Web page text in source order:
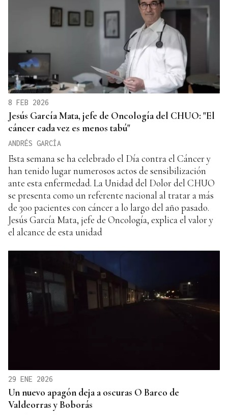
8 FEB 2026
Jesús García Mata, jefe de Oncología del CHUO: "El
cáncer cada vez es menos tabú"
ANDRÉS GARCÍA
Esta semana se ha celebrado el Día contra el Cáncer y
han tenido lugar numerosos actos de sensibilización
ante esta enfermedad. La Unidad del Dolor del CHUO
se presenta como un referente nacional al tratar a más
de 300 pacientes con cáncer a lo largo del año pasado.
Jesús García Mata, jefe de Oncología, explica el valor y
el alcance de esta unidad
29 ENE 2026
Un nuevo apagón deja a oscuras O Barco de
Valdeorras y Boborás